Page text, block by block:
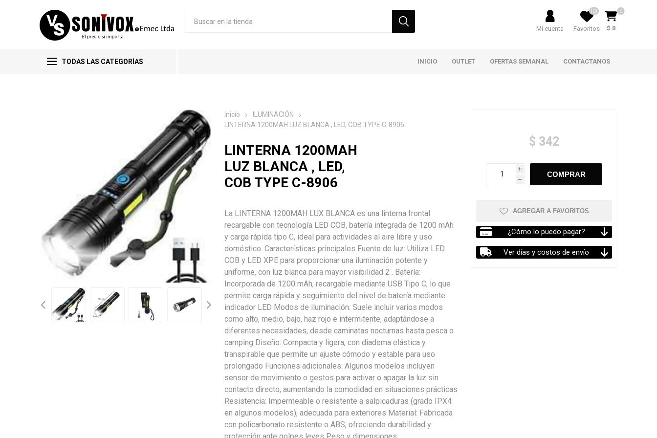
Mi cuenta Favoritos
(0) 0
$ 0
TODAS LAS CATEGORÍAS INICIO OUTLET OFERTAS SEMANAL CONTACTANOS
Inicio
ILUMINACIÓN
LINTERNA 1200MAH LUZ BLANCA , LED, COB TYPE C-8906
LINTERNA 1200MAH
LUZ BLANCA , LED,
COB TYPE C-8906
La LINTERNA 1200MAH LUX BLANCA es una linterna frontal
recargable con tecnología LED COB, batería integrada de 1200 mAh
y carga rápida tipo C, ideal para actividades al aire libre y uso
doméstico. Características principales Fuente de luz: Utiliza LED
COB y LED XPE para proporcionar una iluminación potente y
uniforme, con luz blanca para mayor visibilidad 2 . Batería:
Incorporada de 1200 mAh, recargable mediante USB Tipo C, lo que
permite carga rápida y seguimiento del nivel de batería mediante
indicador LED Modos de iluminación: Suele incluir varios modos
como alto, medio, bajo, haz rojo e intermitente, adaptándose a
diferentes necesidades, desde caminatas nocturnas hasta pesca o
camping Diseño: Compacta y ligera, con diadema elástica y
transpirable que permite un ajuste cómodo y estable para uso
prolongado Funciones adicionales: Algunos modelos incluyen
sensor de movimiento o gestos para activar o apagar la luz sin
contacto directo, aumentando la comodidad en situaciones prácticas
Resistencia: Impermeable o resistente a salpicaduras (grado IPX4
en algunos modelos), adecuada para exteriores Material: Fabricada
con policarbonato resistente o ABS, ofreciendo durabilidad y
protección ante golpes leves Peso y dimensiones:
$ 342
i
h
AGREGAR A FAVORITOS
¿Cómo lo puedo pagar?
Ver días y costos de envío